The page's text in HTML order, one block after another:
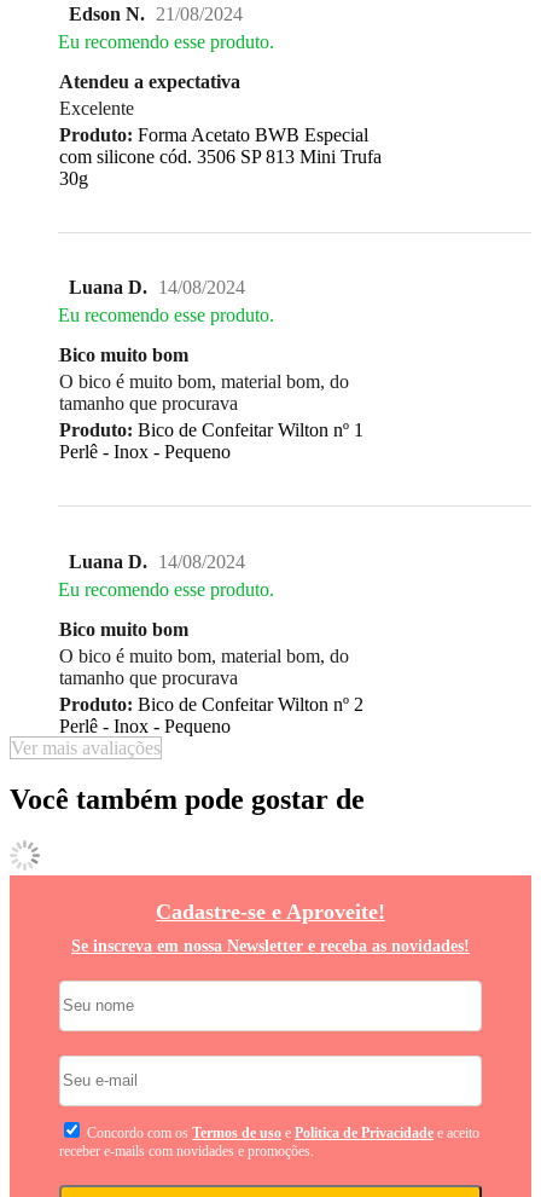
Edson N. 21/08/2024
Eu recomendo esse produto.
Atendeu a expectativa
Excelente
Produto: Forma Acetato BWB Especial
com silicone cód. 3506 SP 813 Mini Trufa
30g
Luana D. 14/08/2024
Eu recomendo esse produto.
Bico muito bom
O bico é muito bom, material bom, do
tamanho que procurava
Produto: Bico de Confeitar Wilton nº 1
Perlê - Inox - Pequeno
Luana D. 14/08/2024
Eu recomendo esse produto.
Bico muito bom
O bico é muito bom, material bom, do
tamanho que procurava
Produto: Bico de Confeitar Wilton nº 2
Perlê - Inox - Pequeno
Ver mais avaliações
Você também pode gostar de
Cadastre-se e Aproveite!
Se inscreva em nossa Newsletter e receba as novidades!
Concordo com os Termos de uso e Politica de Privacidade e aceito
receber e-mails com novidades e promoções.